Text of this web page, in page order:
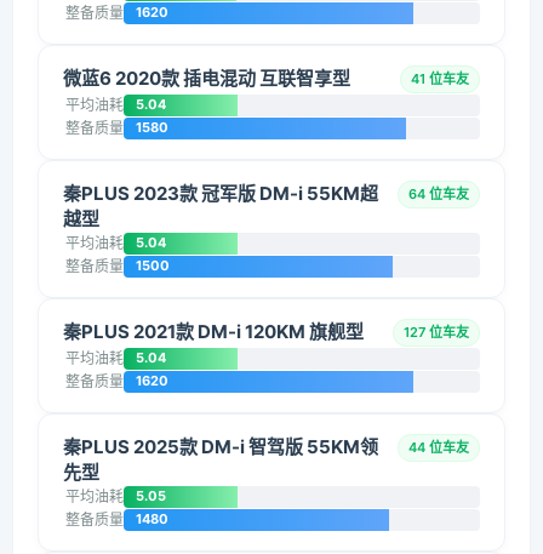
整备质量 1620
微蓝6 2020款 插电混动 互联智享型 41 位车友
平均油耗 5.04
整备质量 1580
秦PLUS 2023款 冠军版 DM-i 55KM超
越型
64 位车友
平均油耗 5.04
整备质量 1500
秦PLUS 2021款 DM-i 120KM 旗舰型 127 位车友
平均油耗 5.04
整备质量 1620
秦PLUS 2025款 DM-i 智驾版 55KM领
先型
44 位车友
平均油耗 5.05
整备质量 1480